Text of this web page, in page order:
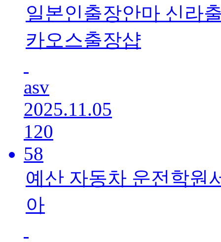
일본인출장안마 신라
카오스출장샵
asv
2025.11.05
120
58
예산 자동차 운전학원
아